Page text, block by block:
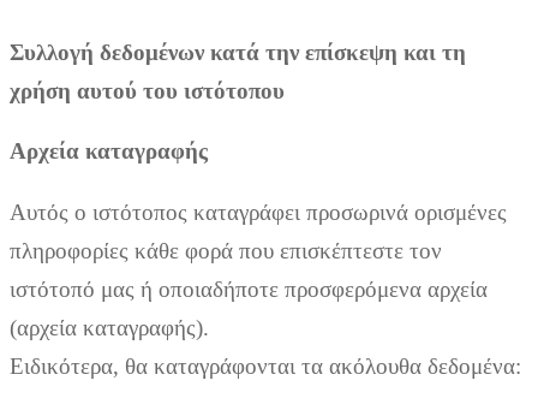
Συλλογή δεδομένων κατά την επίσκεψη και τη
χρήση αυτού του ιστότοπου
Αρχεία καταγραφής
Αυτός ο ιστότοπος καταγράφει προσωρινά ορισμένες
πληροφορίες κάθε φορά που επισκέπτεστε τον
ιστότοπό μας ή οποιαδήποτε προσφερόμενα αρχεία
(αρχεία καταγραφής).
Ειδικότερα, θα καταγράφονται τα ακόλουθα δεδομένα: